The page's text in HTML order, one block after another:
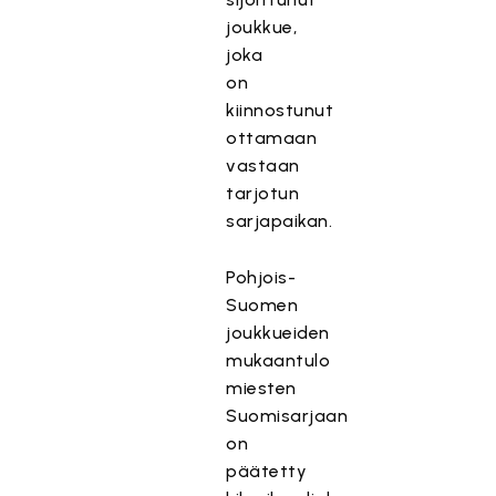
joukkue,
joka
on
kiinnostunut
ottamaan
vastaan
tarjotun
sarjapaikan.
Pohjois-
Suomen
joukkueiden
mukaantulo
miesten
Suomisarjaan
on
päätetty